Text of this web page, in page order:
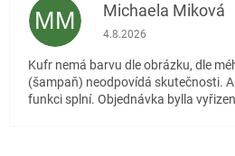
MM Michaela Miková
Hodnocení obchodu je
4.8.2026
Kufr nemá barvu dle obrázku, dle
(šampaň) neodpovídá skutečnosti.
funkci splní. Objednávka bylla